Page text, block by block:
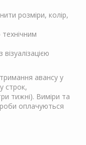
розміри, колір,
авансу у
строк,
тижні). Виміри та
оплачуються